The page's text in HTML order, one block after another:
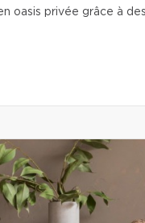
oasis privée grâce à